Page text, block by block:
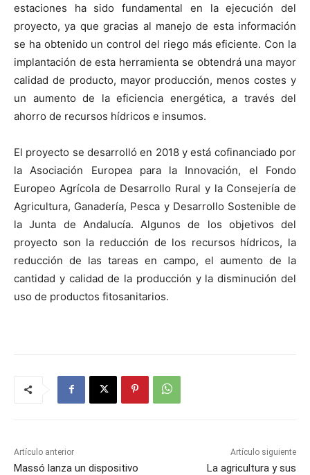
estaciones ha sido fundamental en la ejecución del
proyecto, ya que gracias al manejo de esta información
se ha obtenido un control del riego más eficiente. Con la
implantación de esta herramienta se obtendrá una mayor
calidad de producto, mayor producción, menos costes y
un aumento de la eficiencia energética, a través del
ahorro de recursos hídricos e insumos.
El proyecto se desarrolló en 2018 y está cofinanciado por
la Asociación Europea para la Innovación, el Fondo
Europeo Agrícola de Desarrollo Rural y la Consejería de
Agricultura, Ganadería, Pesca y Desarrollo Sostenible de
la Junta de Andalucía. Algunos de los objetivos del
proyecto son la reducción de los recursos hídricos, la
reducción de las tareas en campo, el aumento de la
cantidad y calidad de la producción y la disminución del
uso de productos fitosanitarios.
Artículo anterior
Massó lanza un dispositivo
Artículo siguiente
La agricultura y sus